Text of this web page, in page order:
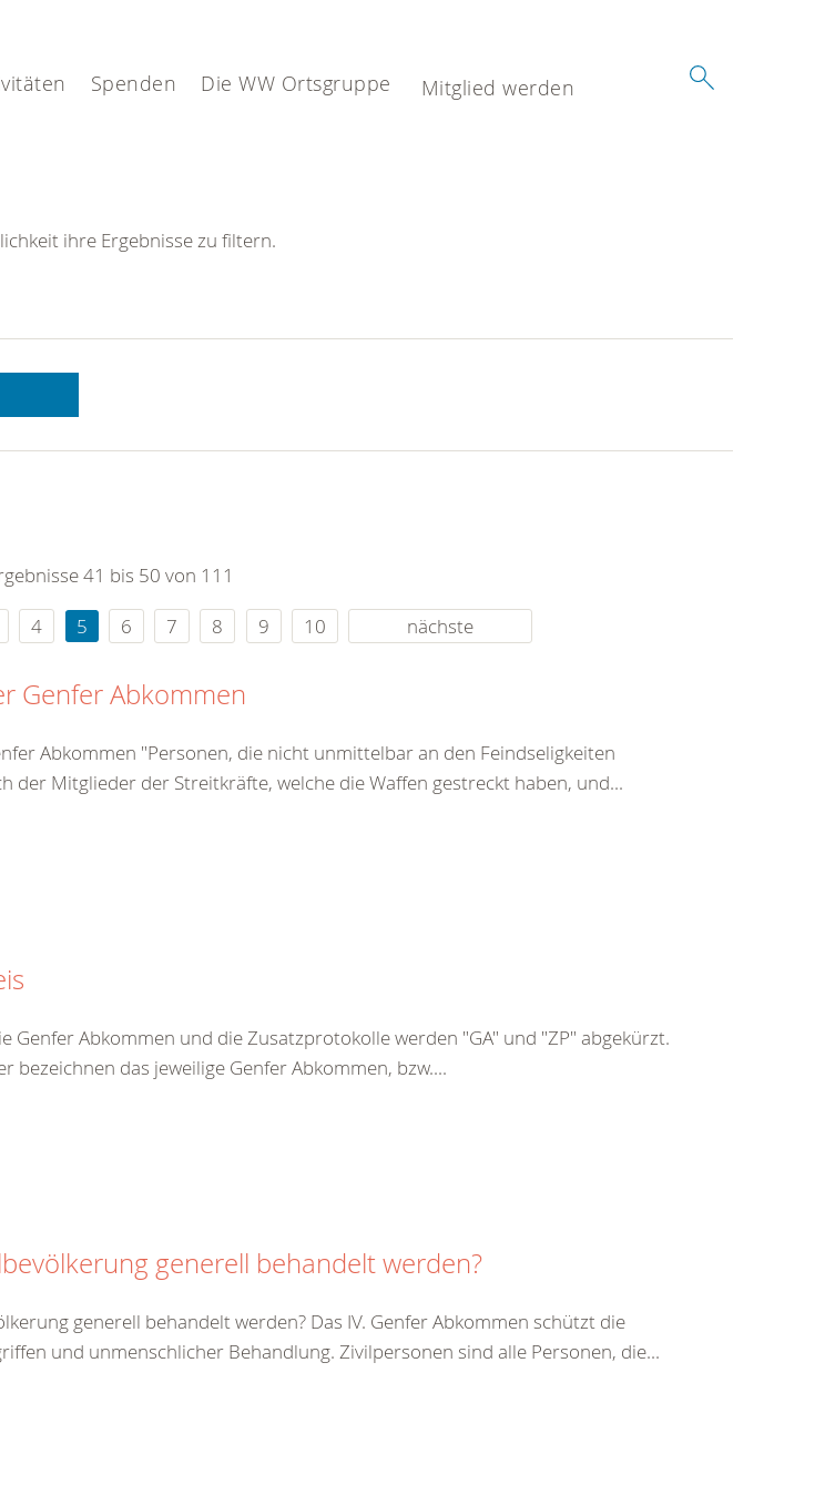
Spenden Die WW Ortsgruppe Mitglied werden
ihre Ergebnisse zu filtern.
41 bis 50 von 111
4 5 6 7 8 9 10 nächste
Genfer Abkommen
Abkommen "Personen, die nicht unmittelbar an den Feindseligkeiten
der Mitglieder der Streitkräfte, welche die Waffen gestreckt haben, und...
Genfer Abkommen und die Zusatzprotokolle werden "GA" und "ZP" abgekürzt.
bezeichnen das jeweilige Genfer Abkommen, bzw....
generell behandelt werden?
generell behandelt werden? Das IV. Genfer Abkommen schützt die
und unmenschlicher Behandlung. Zivilpersonen sind alle Personen, die...